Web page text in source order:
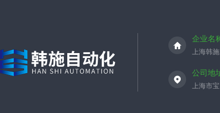
企业名
上海韩
公司地
上海市